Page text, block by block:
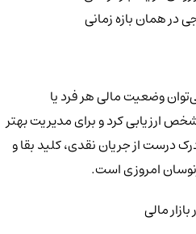
همان بازه زمانی
وضعیت مالی هر فرد یا
ارزیابی کرد و برای مدیریت بهتر
درست از جریان نقدی، کلید بقا و
امروزی است.
مالی